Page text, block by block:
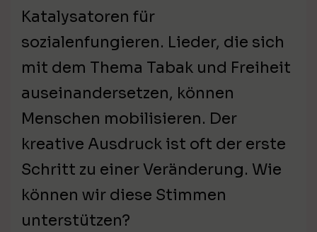
Katalysatoren für
sozialenfungieren. Lieder, die sich
mit dem Thema Tabak und Freiheit
auseinandersetzen, können
Menschen mobilisieren. Der
kreative Ausdruck ist oft der erste
Schritt zu einer Veränderung. Wie
können wir diese Stimmen
unterstützen?